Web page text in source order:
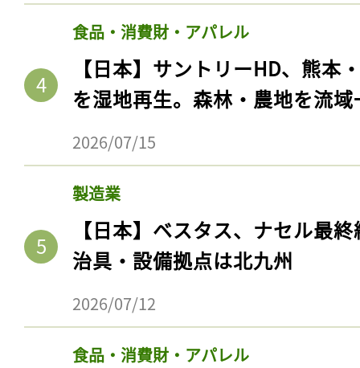
食品・消費財・アパレル
【日本】サントリーHD、熊本
を湿地再生。森林・農地を流
2026/07/15
製造業
【日本】ベスタス、ナセル最
治具・設備拠点は北九州
2026/07/12
食品・消費財・アパレル